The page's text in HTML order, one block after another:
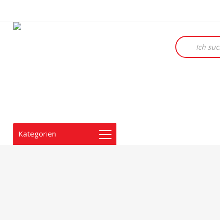
Products
search
Kategorien